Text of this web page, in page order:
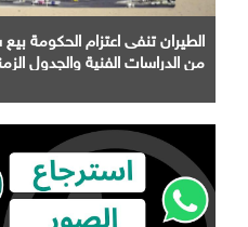
الطيران تنفى اعتزام الحكومة
من الدراسات الفنية والجدول